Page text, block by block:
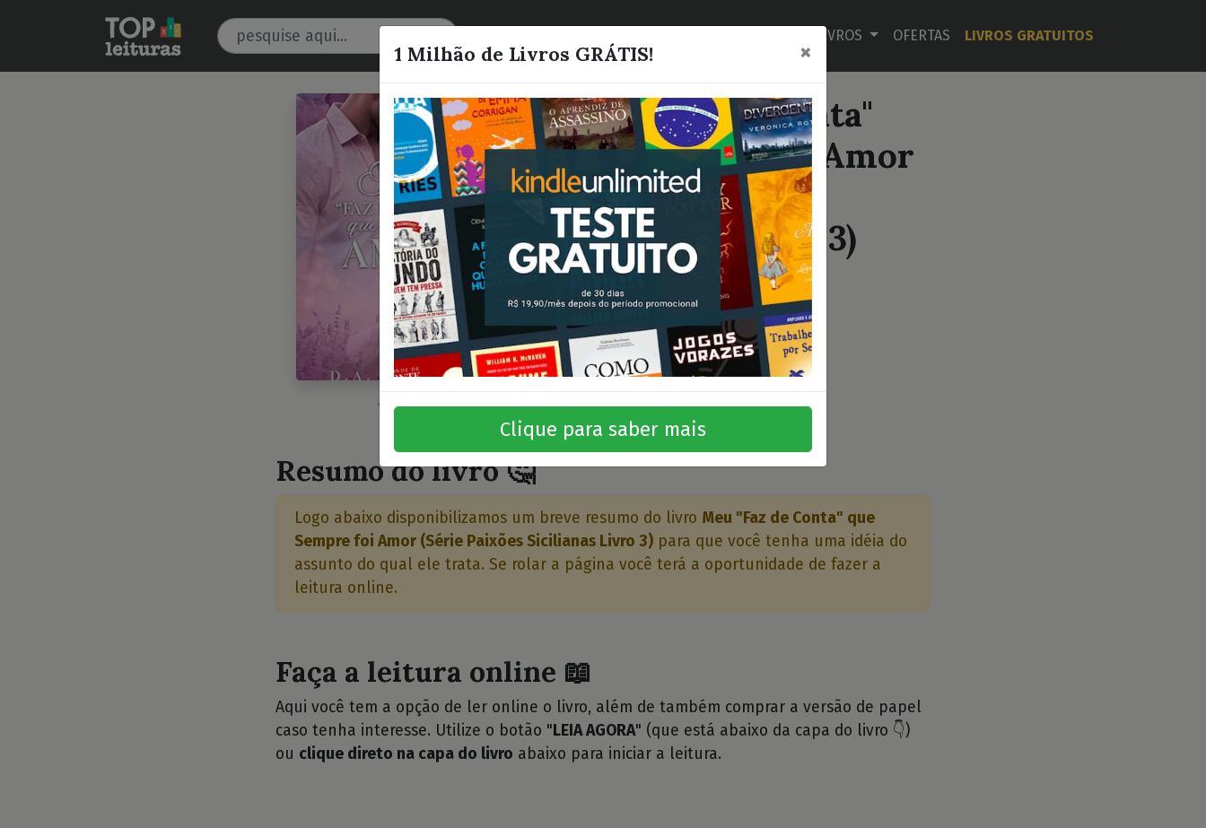
LIVROS OFERTAS LIVROS GRATUITOS
⭐⭐⭐⭐⭐
Meu "Faz de Conta"
que Sempre foi Amor
(Série Paixões
Sicilianas Livro 3)
Lemoyne, D. A.
Quero este livro!
Resumo do livro 🤔
Logo abaixo disponibilizamos um breve resumo do livro Meu "Faz de Conta" que
Sempre foi Amor (Série Paixões Sicilianas Livro 3) para que você tenha uma idéia do
assunto do qual ele trata. Se rolar a página você terá a oportunidade de fazer a
leitura online.
Faça a leitura online 📖
Aqui você tem a opção de ler online o livro, além de também comprar a versão de papel
caso tenha interesse. Utilize o botão " LEIA AGORA" (que está abaixo da capa do livro 👇)
ou clique direto na capa do livro abaixo para iniciar a leitura.
1 Milhão de Livros GRÁTIS! ×
Clique para saber mais